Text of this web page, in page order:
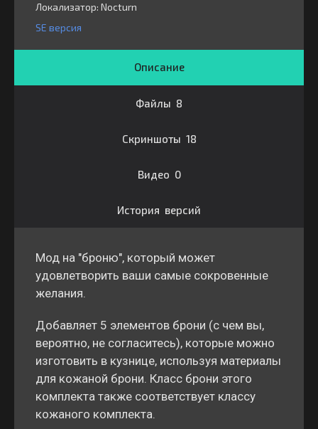
Локализатор: ⁣⁣⁣Nocturn
SE версия
Описание
Файлы 8
Скриншоты 18
Видео 0
История версий
Мод на "броню", который может
удовлетворить ваши самые сокровенные
желания.
Добавляет 5 элементов брони (с чем вы,
вероятно, не согласитесь), которые можно
изготовить в кузнице, используя материалы
для кожаной брони. Класс брони этого
комплекта также соответствует классу
кожаного комплекта.